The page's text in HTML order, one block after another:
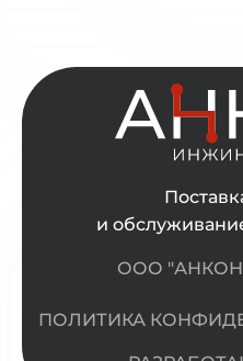
и
ООО "АНКОН
ПОЛИТИКА